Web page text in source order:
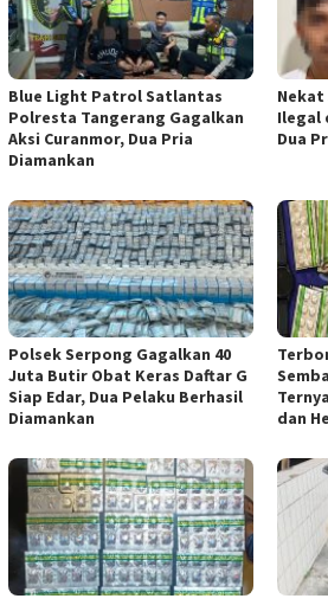
Blue Light Patrol Satlantas
Polresta Tangerang Gagalkan
Aksi Curanmor, Dua Pria
Diamankan
Nekat
Ilegal
Dua
Polsek Serpong Gagalkan 40
Juta Butir Obat Keras Daftar G
Siap Edar, Dua Pelaku Berhasil
Diamankan
dan